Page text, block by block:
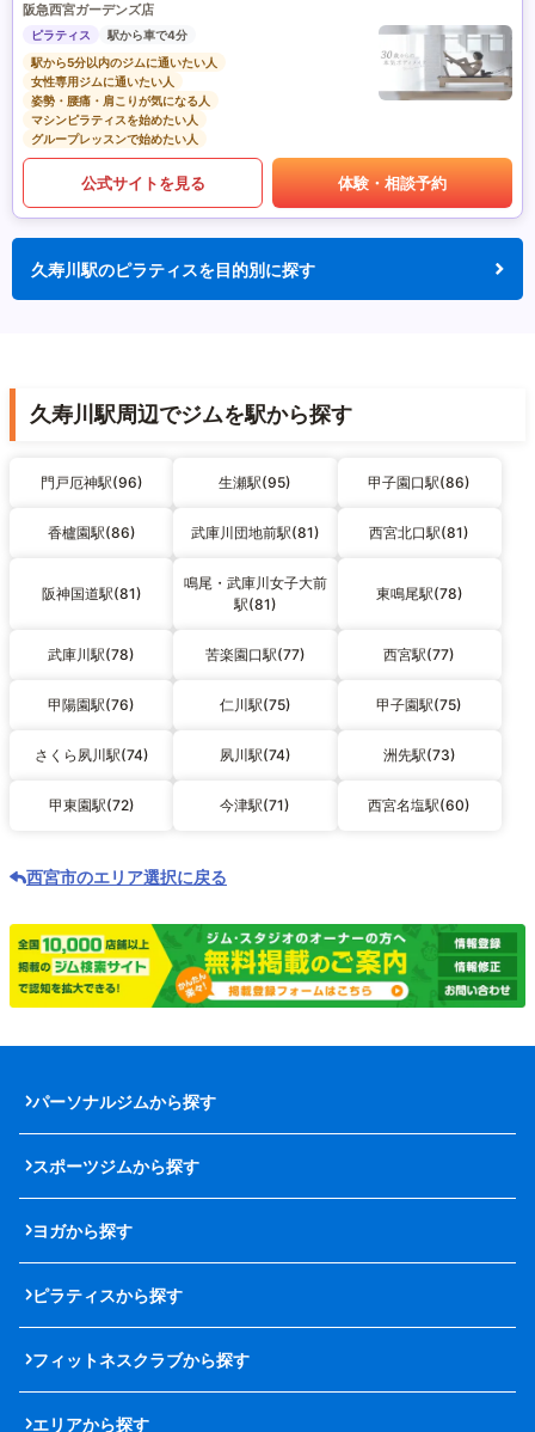
阪急西宮ガーデンズ店
ピラティス
駅から車で4分
駅から5分以内のジムに通いたい人
女性専用ジムに通いたい人
姿勢・腰痛・肩こりが気になる人
マシンピラティスを始めたい人
グループレッスンで始めたい人
公式サイトを見る 体験・相談予約
久寿川駅のピラティスを目的別に探す
久寿川駅周辺でジムを駅から探す
門戸厄神駅(96) 生瀬駅(95) 甲子園口駅(86)
香櫨園駅(86) 武庫川団地前駅(81) 西宮北口駅(81)
阪神国道駅(81)
鳴尾・武庫川女子大前
駅(81)
東鳴尾駅(78)
武庫川駅(78) 苦楽園口駅(77) 西宮駅(77)
甲陽園駅(76) 仁川駅(75) 甲子園駅(75)
さくら夙川駅(74) 夙川駅(74) 洲先駅(73)
甲東園駅(72) 今津駅(71) 西宮名塩駅(60)
西宮市のエリア選択に戻る
パーソナルジムから探す
スポーツジムから探す
ヨガから探す
ピラティスから探す
フィットネスクラブから探す
エリアから探す